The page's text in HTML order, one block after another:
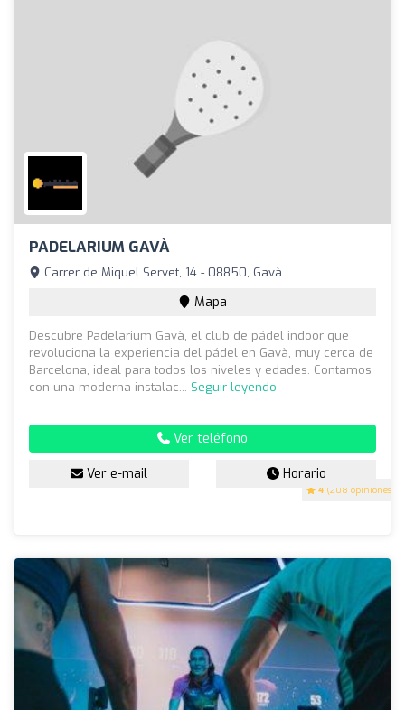
PADELARIUM GAVÀ
4 (208 opiniones)
Carrer de Miquel Servet, 14 - 08850, Gavà
Mapa
Descubre Padelarium Gavà, el club de pádel indoor que
revoluciona la experiencia del pádel en Gavà, muy cerca de
Barcelona, ideal para todos los niveles y edades. Contamos
con una moderna instalac... Seguir leyendo
Ver teléfono
Ver e-mail Horario